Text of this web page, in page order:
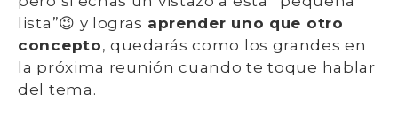
lista”😉 y logras aprender uno que otro
concepto, quedarás como los grandes en
la próxima reunión cuando te toque hablar
del tema.